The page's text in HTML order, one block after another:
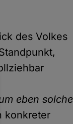
des Volkes
eben solche
konkreter